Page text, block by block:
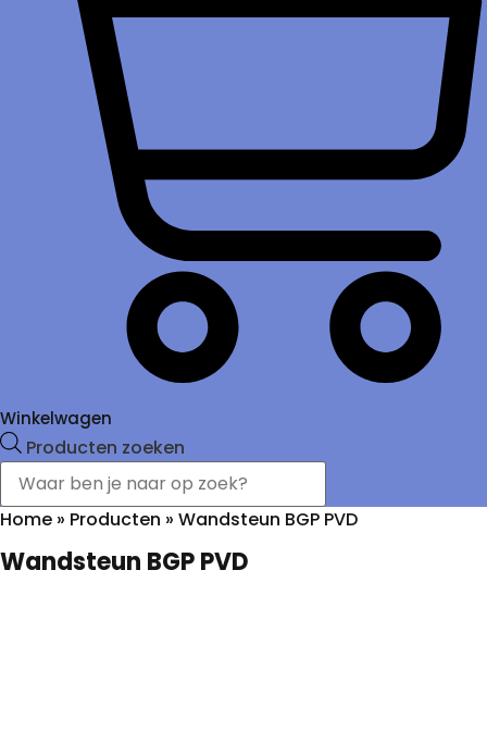
Winkelwagen
Producten zoeken
Home » Producten » Wandsteun BGP PVD
Wandsteun BGP PVD